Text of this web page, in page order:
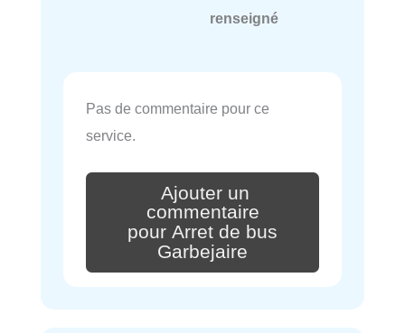
renseigné
Pas de commentaire pour ce
service.
Ajouter un
commentaire
pour Arret de bus
Garbejaire